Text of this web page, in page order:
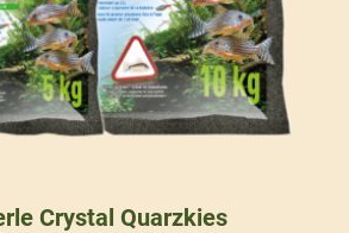
Crystal Quarzkies